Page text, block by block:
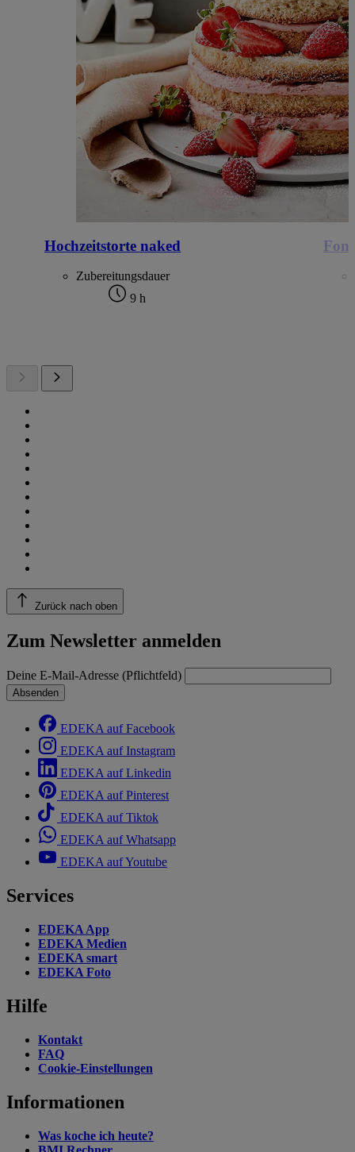
Hochzeitstorte naked
Zubereitungsdauer
9 h
Zurück nach oben
Zum Newsletter anmelden
Deine E-Mail-Adresse (Pflichtfeld)
Absenden
EDEKA auf Facebook
EDEKA auf Instagram
EDEKA auf Linkedin
EDEKA auf Pinterest
EDEKA auf Tiktok
EDEKA auf Whatsapp
EDEKA auf Youtube
Services
EDEKA App
EDEKA Medien
EDEKA smart
EDEKA Foto
Hilfe
Kontakt
FAQ
Cookie-Einstellungen
Informationen
Was koche ich heute?